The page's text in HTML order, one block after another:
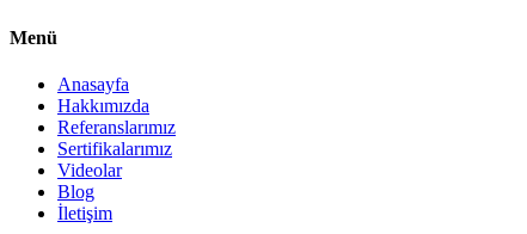
Menü
Anasayfa
Hakkımızda
Referanslarımız
Sertifikalarımız
Videolar
Blog
İletişim